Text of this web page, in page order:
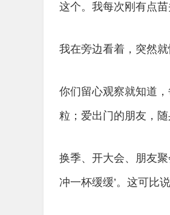
这个。我每次刚有点
我在旁边看着，突然
你们留心观察就知道
粒；爱出门的朋友，随
换季、开大会、朋友
冲一杯缓缓’。这可比